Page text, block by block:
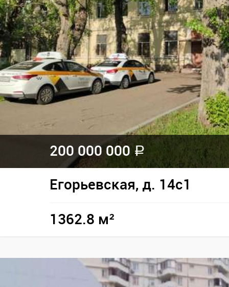
200 000 000a
Егорьевская, д. 14с1
1362.8 м²